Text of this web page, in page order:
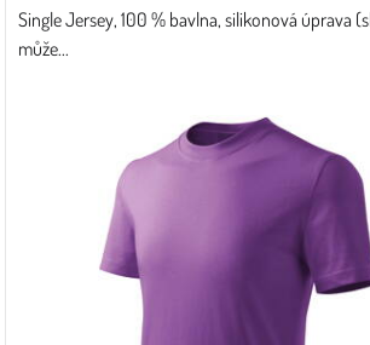
Single Jersey, 100 % bavlna, silikonová úprava
může...